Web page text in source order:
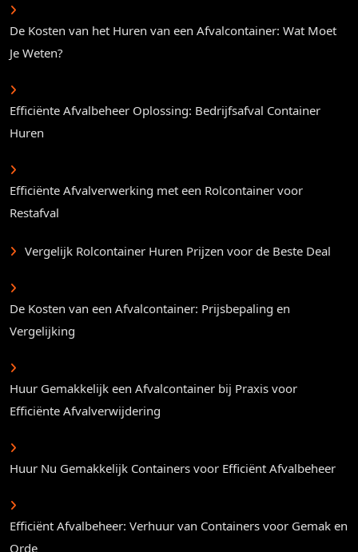
De Kosten van het Huren van een Afvalcontainer: Wat Moet
Je Weten?
Efficiënte Afvalbeheer Oplossing: Bedrijfsafval Container
Huren
Efficiënte Afvalverwerking met een Rolcontainer voor
Restafval
Vergelijk Rolcontainer Huren Prijzen voor de Beste Deal
De Kosten van een Afvalcontainer: Prijsbepaling en
Vergelijking
Huur Gemakkelijk een Afvalcontainer bij Praxis voor
Efficiënte Afvalverwijdering
Huur Nu Gemakkelijk Containers voor Efficiënt Afvalbeheer
Efficiënt Afvalbeheer: Verhuur van Containers voor Gemak en
Orde